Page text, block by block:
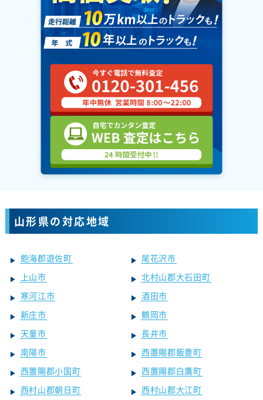
山形県の対応地域
飽海郡遊佐町
尾花沢市
上山市
北村山郡大石田町
寒河江市
酒田市
新庄市
鶴岡市
天童市
長井市
南陽市
西置賜郡飯豊町
西置賜郡小国町
西置賜郡白鷹町
西村山郡朝日町
西村山郡大江町